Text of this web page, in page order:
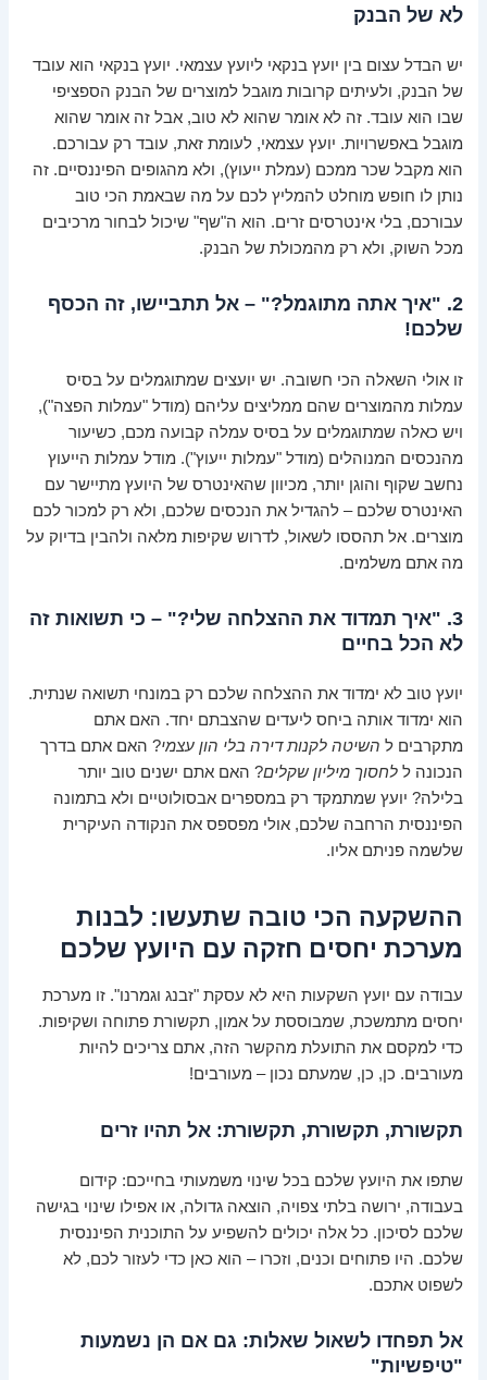
לא של הבנק
יש הבדל עצום בין יועץ בנקאי ליועץ עצמאי. יועץ בנקאי הוא עובד
של הבנק, ולעיתים קרובות מוגבל למוצרים של הבנק הספציפי
שבו הוא עובד. זה לא אומר שהוא לא טוב, אבל זה אומר שהוא
מוגבל באפשרויות. יועץ עצמאי, לעומת זאת, עובד רק עבורכם.
הוא מקבל שכר ממכם (עמלת ייעוץ), ולא מהגופים הפיננסיים. זה
נותן לו חופש מוחלט להמליץ לכם על מה שבאמת הכי טוב
עבורכם, בלי אינטרסים זרים. הוא ה"שף" שיכול לבחור מרכיבים
מכל השוק, ולא רק מהמכולת של הבנק.
2. "איך אתה מתוגמל?" – אל תתביישו, זה הכסף
שלכם!
זו אולי השאלה הכי חשובה. יש יועצים שמתוגמלים על בסיס
עמלות מהמוצרים שהם ממליצים עליהם (מודל "עמלות הפצה"),
ויש כאלה שמתוגמלים על בסיס עמלה קבועה מכם, כשיעור
מהנכסים המנוהלים (מודל "עמלות ייעוץ"). מודל עמלות הייעוץ
נחשב שקוף והוגן יותר, מכיוון שהאינטרס של היועץ מתיישר עם
האינטרס שלכם – להגדיל את הנכסים שלכם, ולא רק למכור לכם
מוצרים. אל תהססו לשאול, לדרוש שקיפות מלאה ולהבין בדיוק על
מה אתם משלמים.
3. "איך תמדוד את ההצלחה שלי?" – כי תשואות זה
לא הכל בחיים
יועץ טוב לא ימדוד את ההצלחה שלכם רק במונחי תשואה שנתית.
הוא ימדוד אותה ביחס ליעדים שהצבתם יחד. האם אתם
מתקרבים ל השיטה לקנות דירה בלי הון עצמי? האם אתם בדרך
הנכונה ללחסוך מיליון שקלים? האם אתם ישנים טוב יותר
בלילה? יועץ שמתמקד רק במספרים אבסולוטיים ולא בתמונה
הפיננסית הרחבה שלכם, אולי מפספס את הנקודה העיקרית
שלשמה פניתם אליו.
ההשקעה הכי טובה שתעשו: לבנות
מערכת יחסים חזקה עם היועץ שלכם
עבודה עם יועץ השקעות היא לא עסקת "זבנג וגמרנו". זו מערכת
יחסים מתמשכת, שמבוססת על אמון, תקשורת פתוחה ושקיפות.
כדי למקסם את התועלת מהקשר הזה, אתם צריכים להיות
מעורבים. כן, כן, שמעתם נכון – מעורבים!
תקשורת, תקשורת, תקשורת: אל תהיו זרים
שתפו את היועץ שלכם בכל שינוי משמעותי בחייכם: קידום
בעבודה, ירושה בלתי צפויה, הוצאה גדולה, או אפילו שינוי בגישה
שלכם לסיכון. כל אלה יכולים להשפיע על התוכנית הפיננסית
שלכם. היו פתוחים וכנים, וזכרו – הוא כאן כדי לעזור לכם, לא
לשפוט אתכם.
אל תפחדו לשאול שאלות: גם אם הן נשמעות
"טיפשיות"